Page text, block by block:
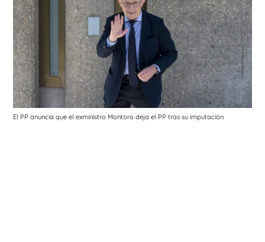
El PP anuncia que el exministro Montoro deja el PP tras su imputación